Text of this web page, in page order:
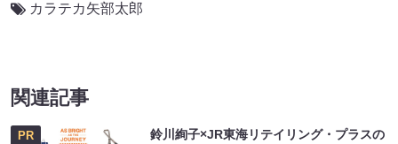
カラテカ矢部太郎
関連記事
PR
鈴川絢子×JR東海リテイリング・プラスの